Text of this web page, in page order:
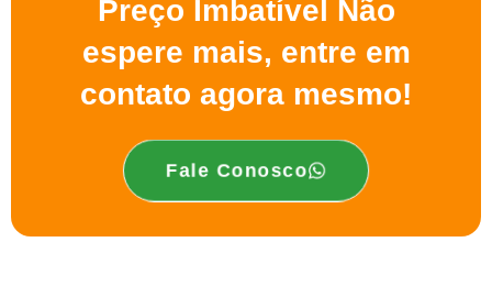
Preço Imbatível Não
espere mais, entre em
contato agora mesmo!
Fale Conosco